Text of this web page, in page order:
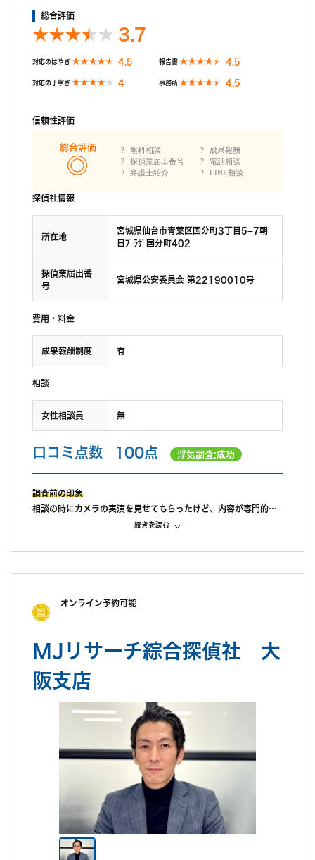
総合評価
3.7
対応のはやさ 4.5 報告書 4.5
対応の丁寧さ 4 事務所 4.5
信頼性評価
総合評価
無料相談
探偵業届出番号
弁護士紹介
成果報酬
電話相談
LINE相談
探偵社情報
所在地
宮城県仙台市青葉区国分町3丁目5−7朝
日ﾌﾟﾗｻﾞ国分町402
探偵業届出番
号
宮城県公安委員会 第22190010号
費用・料金
成果報酬制度 有
相談
女性相談員 無
口コミ点数 100点 浮気調査:成功
調査前の印象
相談の時にカメラの実演を見せてもらったけど、内容が専門的す
ぎてよくわからなかった。担当の人は穏やかな人、でも、教えて
調査後の印象
証拠は、確かなものをとってもらったので満足してます。別居中
しようと思わなかった、お金も大事だけど将来のことを優先した
続きを読む
オンライン予約可能
MJリサーチ綜合探偵社 大
阪支店